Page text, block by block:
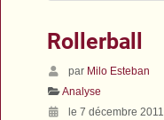
Rollerball
par Milo Esteban
Analyse
le 7 décembre 2011